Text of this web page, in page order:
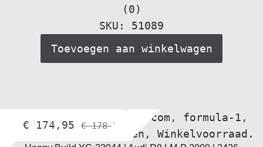
(0)
SKU: 51089
Toevoegen aan winkelwagen
bol.com , formula-1 ,
supercar-bouwmodellen , Winkelvoorraad.
€ 174,95 €178,95